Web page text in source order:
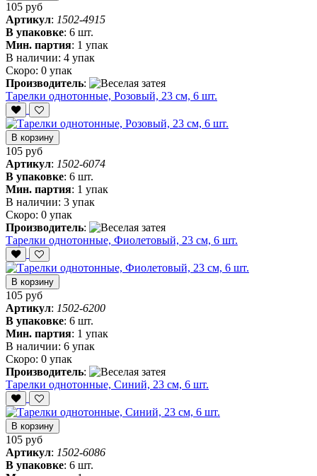
105 руб
Артикул: 1502-4915
В упаковке: 6 шт.
Мин. партия: 1 упак
В наличии: 4 упак
Скоро: 0 упак
Производитель:
Тарелки однотонные, Розовый, 23 см, 6 шт.
В корзину
105 руб
Артикул: 1502-6074
В упаковке: 6 шт.
Мин. партия: 1 упак
В наличии: 3 упак
Скоро: 0 упак
Производитель:
Тарелки однотонные, Фиолетовый, 23 см, 6 шт.
В корзину
105 руб
Артикул: 1502-6200
В упаковке: 6 шт.
Мин. партия: 1 упак
В наличии: 6 упак
Скоро: 0 упак
Производитель:
Тарелки однотонные, Синий, 23 см, 6 шт.
В корзину
105 руб
Артикул: 1502-6086
В упаковке: 6 шт.